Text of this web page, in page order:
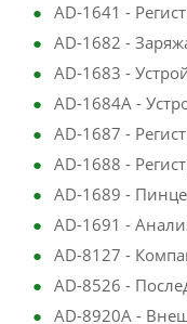
AD-1641 -
AD-1682 -
AD-1683 -
AD-1684A -
AD-1687 -
AD-1688 -
AD-1689 -
AD-1691 -
AD-8127 -
AD-8526 -
AD-8920A -